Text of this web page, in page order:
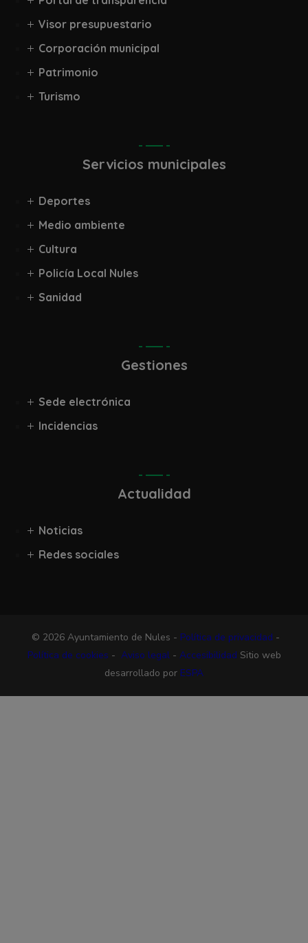
Visor presupuestario
Corporación municipal
Patrimonio
Turismo
Servicios municipales
Deportes
Medio ambiente
Cultura
Policía Local Nules
Sanidad
Gestiones
Sede electrónica
Incidencias
Actualidad
Noticias
Redes sociales
© 2026 Ayuntamiento de Nules - Política de privacidad -
Política de cookies - Aviso legal- Accesibilidad Sitio web
desarrollado por ESPA